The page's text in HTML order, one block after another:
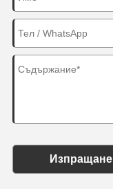
Изпращане